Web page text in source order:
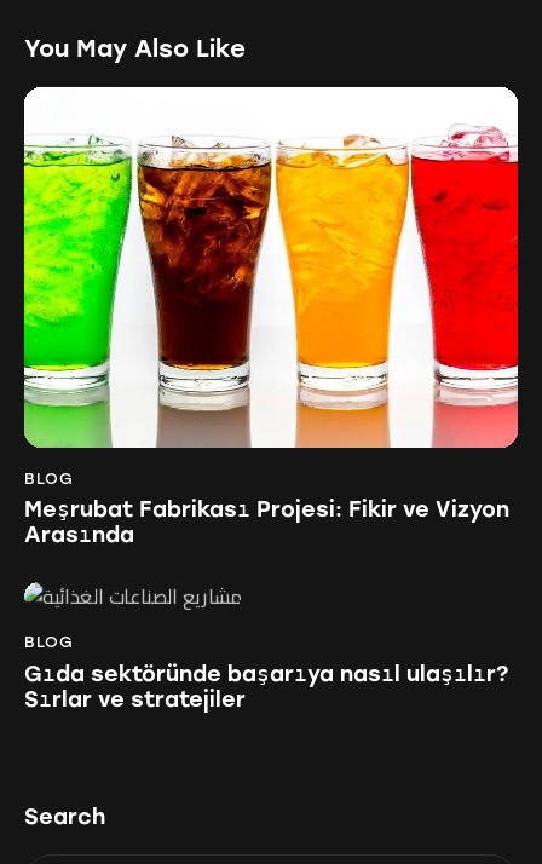
You May Also Like
BLOG
Meşrubat Fabrikası Projesi: Fikir ve Vizyon
Arasında
BLOG
Gıda sektöründe başarıya nasıl ulaşılır?
Sırlar ve stratejiler
Search